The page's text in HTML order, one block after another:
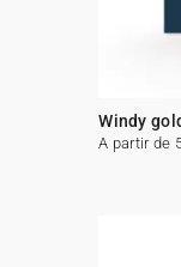
Windy
A partir de